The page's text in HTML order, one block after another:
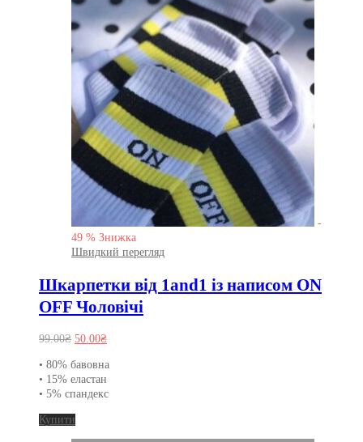
-
49 % Знижка
Швидкий перегляд
Шкарпетки від 1and1 із написом ON
OFF Чоловічі
99.00₴ Оригінальна
99.00₴.
50.00₴Поточна
50.00₴.
• 80% бавовна
• 15% еластан
• 5% спандекс
Купити